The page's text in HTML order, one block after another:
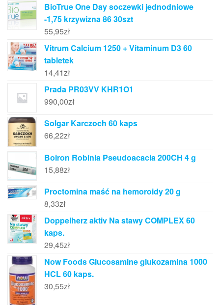
BioTrue One Day soczewki jednodniowe
-1,75 krzywizna 86 30szt
55,95zł
Vitrum Calcium 1250 + Vitaminum D3 60
tabletek
14,41zł
Prada PR03VV KHR1O1
990,00zł
Solgar Karczoch 60 kaps
66,22zł
Boiron Robinia Pseudoacacia 200CH 4 g
15,88zł
Proctomina maść na hemoroidy 20 g
8,33zł
Doppelherz aktiv Na stawy COMPLEX 60
kaps.
29,45zł
Now Foods Glucosamine glukozamina 1000
HCL 60 kaps.
30,55zł